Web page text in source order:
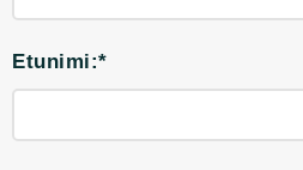
Etunimi:*